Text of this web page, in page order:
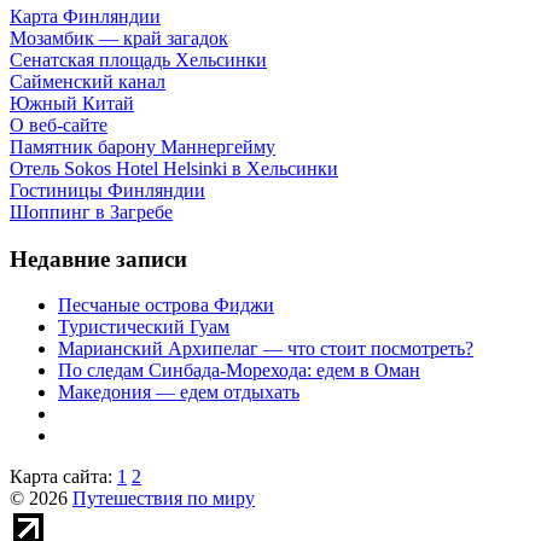
Карта Финляндии
Мозамбик — край загадок
Сенатская площадь Хельсинки
Сайменский канал
Южный Китай
О веб-сайте
Памятник барону Маннергейму
Отель Sokos Hotel Helsinki в Хельсинки
Гостиницы Финляндии
Шоппинг в Загребе
Недавние записи
Песчаные острова Фиджи
Туристический Гуам
Марианский Архипелаг — что стоит посмотреть?
По следам Синбада-Морехода: едем в Оман
Македония — едем отдыхать
Карта сайта: 1 2
© 2026 Путешествия по миру